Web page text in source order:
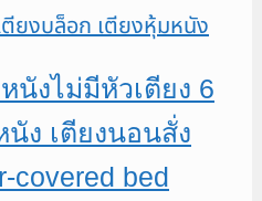
นังไม่มีหัวเตียง 6
ง เตียงนอนสั่ง
covered bed